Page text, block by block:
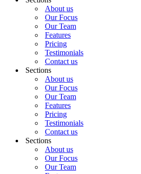
About us
Our Focus
Our Team
Features
Pricing
Testimonials
Contact us
Sections
About us
Our Focus
Our Team
Features
Pricing
Testimonials
Contact us
Sections
About us
Our Focus
Our Team